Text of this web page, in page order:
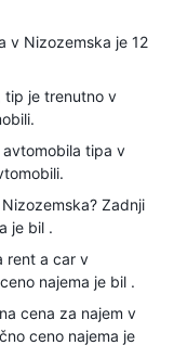
v Nizozemska je 12
tip je trenutno v
avtomobila tipa v
Zadnji
je bil .
rent a car v
najema je bil .
cena za najem v
ceno najema je